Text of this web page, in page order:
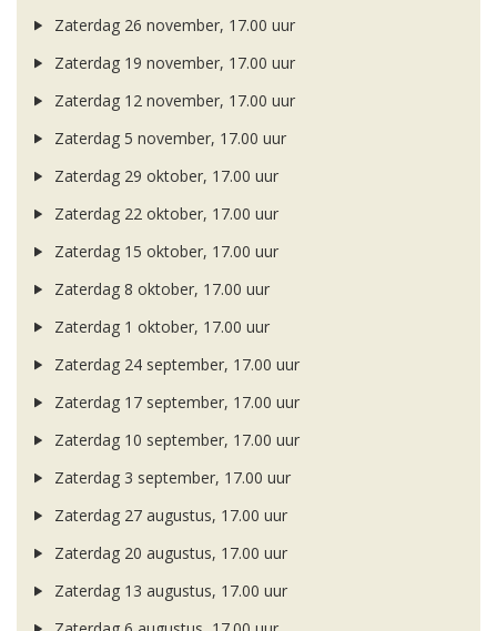
Zaterdag 26 november, 17.00 uur
Zaterdag 19 november, 17.00 uur
Zaterdag 12 november, 17.00 uur
Zaterdag 5 november, 17.00 uur
Zaterdag 29 oktober, 17.00 uur
Zaterdag 22 oktober, 17.00 uur
Zaterdag 15 oktober, 17.00 uur
Zaterdag 8 oktober, 17.00 uur
Zaterdag 1 oktober, 17.00 uur
Zaterdag 24 september, 17.00 uur
Zaterdag 17 september, 17.00 uur
Zaterdag 10 september, 17.00 uur
Zaterdag 3 september, 17.00 uur
Zaterdag 27 augustus, 17.00 uur
Zaterdag 20 augustus, 17.00 uur
Zaterdag 13 augustus, 17.00 uur